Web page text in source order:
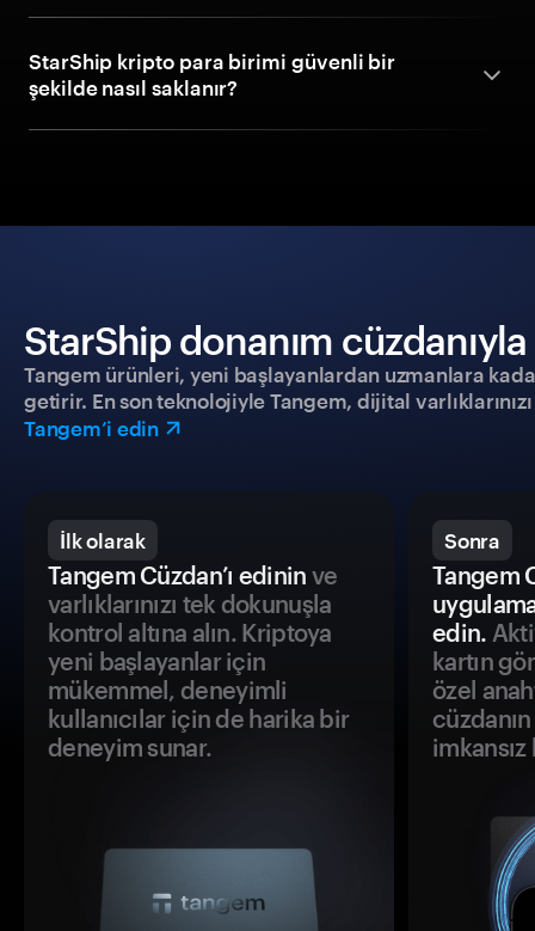
StarShip kripto para birimi güvenli bir
şekilde nasıl saklanır?
StarShip donanım
Tangem ürünleri, yeni başlayanlardan uzmanlara
getirir. En son teknolojiyle Tangem, dijital
Tangem’i edin
İlk olarak
Tangem Cüzdan’ı edinin ve
varlıklarınızı tek dokunuşla
kontrol altına alın. Kriptoya
yeni başlayanlar için
mükemmel, deneyimli
kullanıcılar için de harika bir
deneyim sunar.
Sonra
Tangem
edin.
kartın
özel